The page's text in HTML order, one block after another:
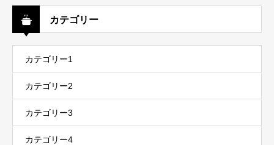
カテゴリー
カテゴリー1
カテゴリー2
カテゴリー3
カテゴリー4